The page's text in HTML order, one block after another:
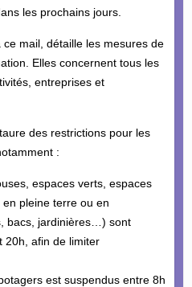
les prochains jours.
mail, détaille les mesures de
Elles concernent tous les
entreprises et
des restrictions pour les
:
espaces verts, espaces
pleine terre ou en
bacs, jardinières…) sont
20h, afin de limiter
est suspendus entre 8h